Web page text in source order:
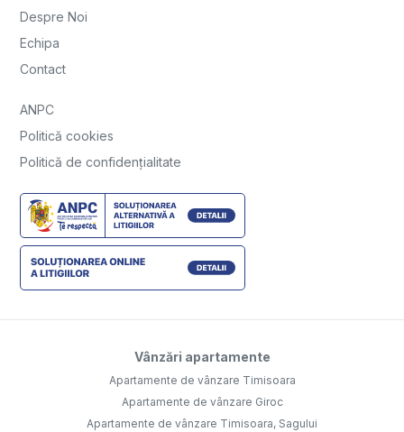
Despre Noi
Echipa
Contact
ANPC
Politică cookies
Politică de confidențialitate
Vânzări apartamente
Apartamente de vânzare Timisoara
Apartamente de vânzare Giroc
Apartamente de vânzare Timisoara, Sagului